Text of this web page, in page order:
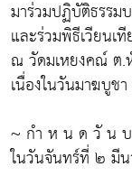
มาร่วมปฏิบัติธรรม
และร่วมพิธีเวียนเ
ณ วัดมเหยงคณ์ ต.
เนื่องในวันมาฆบู
~ กำ ห น ด วั น
ในวันจันทร์ที่ ๒